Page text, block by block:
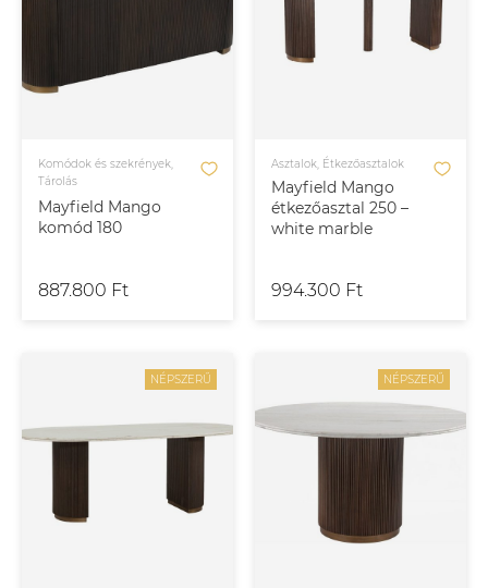
Mayfield Mango
komód 180
Komódok és szekrények,
Tárolás
887.800 Ft
Mayfield Mango
étkezőasztal 250 –
white marble
Asztalok, Étkezőasztalok
994.300 Ft
NÉPSZERŰ NÉPSZERŰ